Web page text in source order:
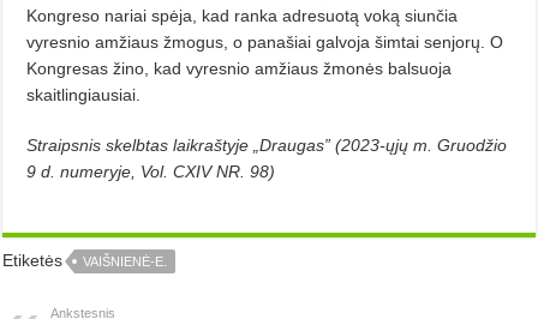
Kongreso nariai spėja, kad ranka adresuotą voką siunčia
vyresnio amžiaus žmogus, o panašiai gal­voja šimtai senjorų. O
Kongresas ži­no, kad vyresnio amžiaus žmonės balsuoja
skaitlingiausiai.
Straipsnis skelbtas laikraštyje „Draugas” (2023-ųjų m. Gruodžio
9 d. numeryje, Vol. CXIV NR. 98)
Etiketės VAIŠNIENĖ-E.
Ankstesnis